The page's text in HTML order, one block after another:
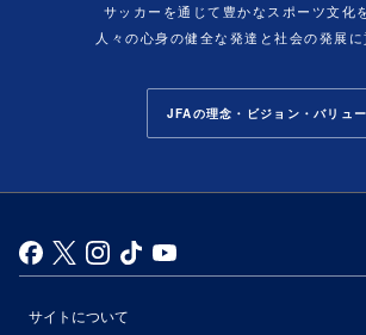
サッカーを通じて豊かなスポーツ文化
人々の心身の健全な発達と社会の発展に
JFAの理念・ビジョン・バリュー
サイトについて